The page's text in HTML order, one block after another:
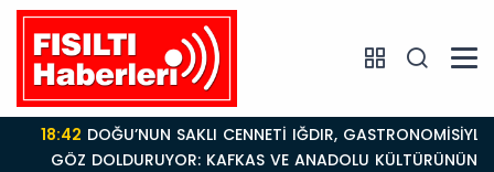
18:42DOĞU’NUN SAKLI CENNETİ IĞDIR, GASTRONOMİSİYLE
GÖZ DOLDURUYOR: KAFKAS VE ANADOLU KÜLTÜRÜNÜN